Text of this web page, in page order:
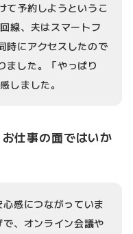
て予約しようというこ
線、夫はスマートフ
時にアクセスしたので
ました。「やっぱり
しました。
仕事の面ではいか
感につながっていま
、オンライン会議や